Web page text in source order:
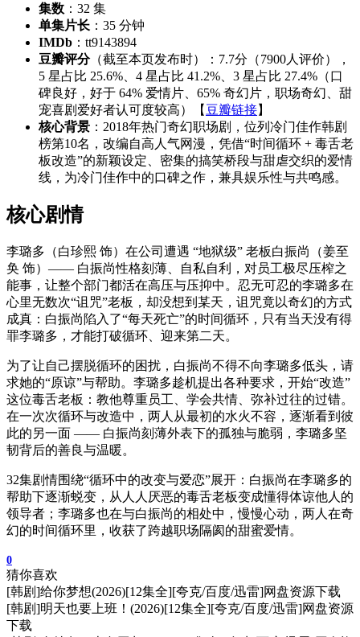
集数 ：32 集
单集片长 ：35 分钟
IMDb ：tt9143894
豆瓣评分（截至本页发布时）：7.7分（7900人评价），
5 星占比 25.6%、4 星占比 41.2%、3 星占比 27.4%（口
碑良好，好于 64% 爱情片、65% 奇幻片，职场奇幻、甜
宠喜剧爱好者认可度较高）【 豆瓣链接】
核心背景 ：2018年热门奇幻职场剧，位列冷门佳作韩剧
榜第10名，改编自高人气网漫，凭借“时间循环 + 毒舌老
板改造”的新颖设定、密集的搞笑桥段与甜虐交织的爱情
线，为冷门佳作中的口碑之作，兼具娱乐性与共鸣感。
核心剧情
李璐多（白珍熙 饰）在公司遭遇 “地狱级” 老板白振尚（姜至
奂 饰）—— 白振尚性格刻薄、自私自利，对员工极尽压榨之
能事，让整个部门都活在高压与压抑中。忍无可忍的李璐多在
心里无数次“诅咒”老板，却没想到某天，诅咒竟以奇幻的方式
成真：白振尚陷入了“每天死亡”的时间循环，只有当天没有得
罪李璐多，才能打破循环、迎来第二天。
为了让自己摆脱循环的困扰，白振尚不得不向李璐多低头，请
求她的“原谅”与帮助。李璐多趁机提出各种要求，开始“改造”
这位毒舌老板：教他尊重员工、学会共情、弥补过往的过错。
在一次次循环与改造中，两人从最初的水火不容，逐渐看到彼
此的另一面 —— 白振尚刻薄外表下的孤独与脆弱，李璐多坚
韧背后的善良与温暖。
32集剧情围绕“循环中的改变与爱恋”展开：白振尚在李璐多的
帮助下逐渐蜕变，从人人厌恶的毒舌老板变成懂得体谅他人的
领导者；李璐多也在与白振尚的相处中，慢慢心动，两人在奇
幻的时间循环里，收获了跨越职场隔阂的甜蜜爱情。
0
猜你喜欢
[韩剧]给你梦想(2026)[12集全][夸克/百度/迅雷]网盘资源下载
[韩剧]明天也要上班！(2026)[12集全][夸克/百度/迅雷]网盘资源
下载